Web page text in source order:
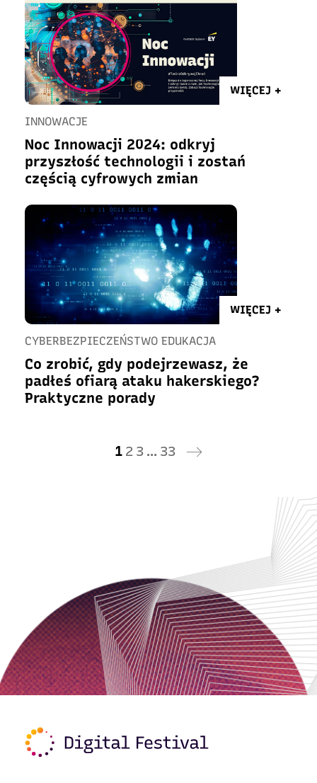
WIĘCEJ +
INNOWACJE
Noc Innowacji 2024: odkryj
przyszłość technologii i zostań
częścią cyfrowych zmian
WIĘCEJ +
CYBERBEZPIECZEŃSTWO EDUKACJA
Co zrobić, gdy podejrzewasz, że
padłeś ofiarą ataku hakerskiego?
Praktyczne porady
1 2 3 … 33